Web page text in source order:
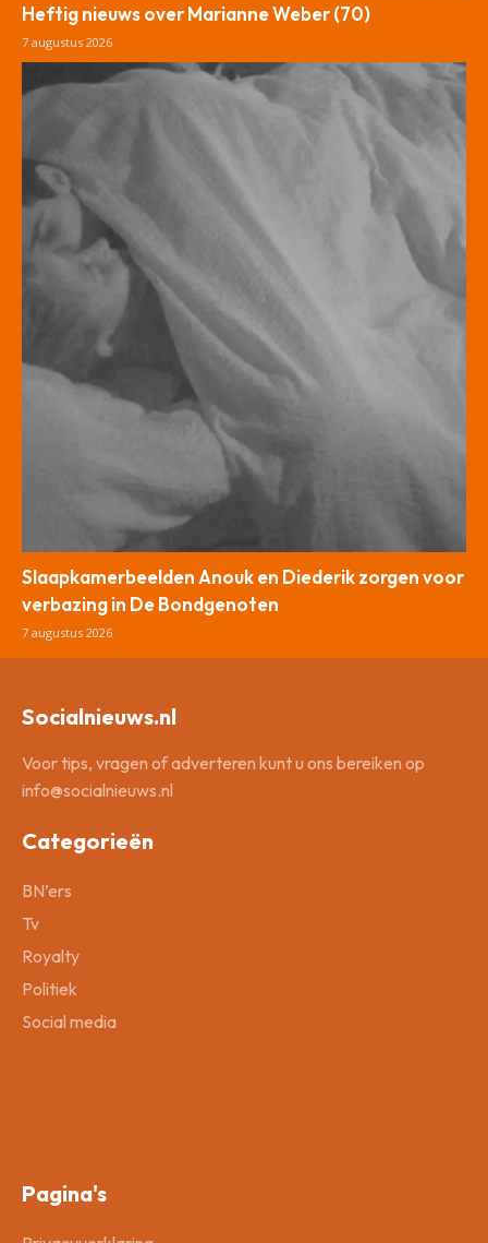
Heftig nieuws over Marianne Weber (70)
7 augustus 2026
Slaapkamerbeelden Anouk en Diederik zorgen voor
verbazing in De Bondgenoten
7 augustus 2026
Socialnieuws.nl
Voor tips, vragen of adverteren kunt u ons bereiken op
info@socialnieuws.nl
Categorieën
BN’ers
Tv
Royalty
Politiek
Social media
Pagina's